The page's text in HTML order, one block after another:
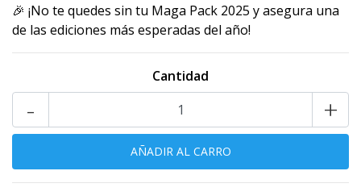
🎉 ¡No te quedes sin tu Maga Pack 2025 y asegura una
de las ediciones más esperadas del año!
Cantidad
+
-